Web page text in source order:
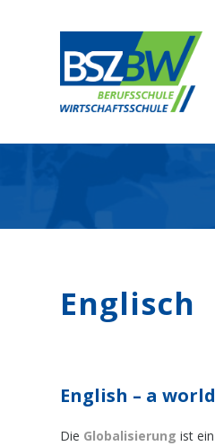
Englisch
English – a
Die Globalisierung ist